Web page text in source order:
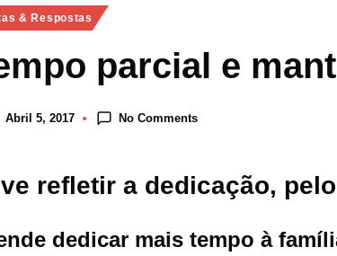
& Respostas
parcial e
Abril 5, 2017 No Comments
refletir a dedicação,
dedicar mais tempo à